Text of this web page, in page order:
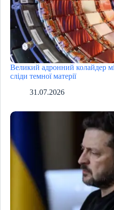
Великий адронний колайдер
сліди темної матерії
31.07.2026